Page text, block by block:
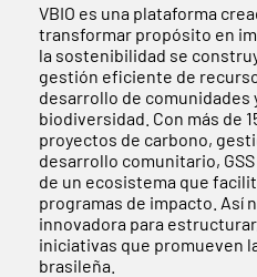
VBIO es una plataforma
transformar propósito en
la sostenibilidad se
gestión eficiente de
desarrollo de comunidades
biodiversidad. Con más de
proyectos de carbono,
desarrollo comunitario,
de un ecosistema que
programas de impacto. Así
innovadora para
iniciativas que promueven
brasileña.